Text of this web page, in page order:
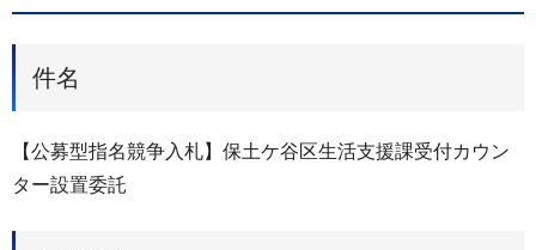
件名
【公募型指名競争入札】保土ケ谷区生活支援課受付カウン
ター設置委託